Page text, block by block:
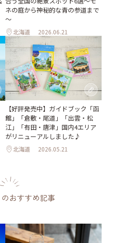
ネの庭から神秘的な青の参道まで
～
北海道 2026.06.21
【好評発売中】ガイドブック「函
館」「倉敷・尾道」「出雲・松
江」「有田・唐津」国内4エリア
がリニューアルしました♪
北海道 2026.05.21
のおすすめ記事